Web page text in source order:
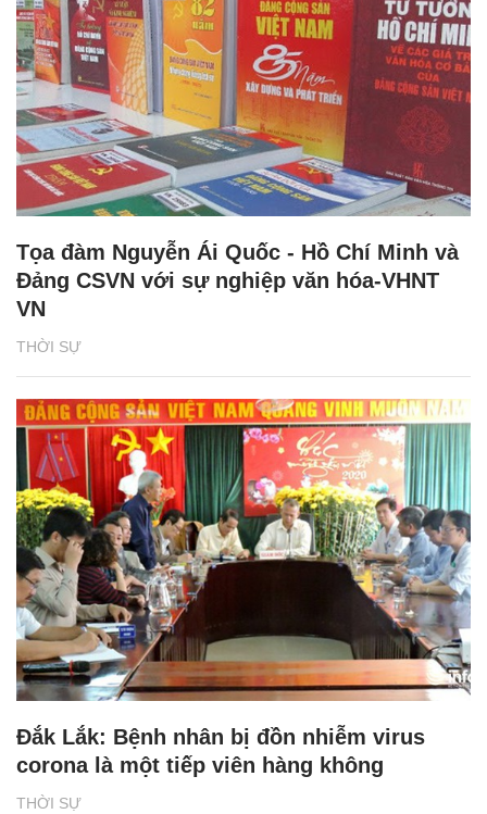
THỜI SỰ
Tọa đàm Nguyễn Ái Quốc - Hồ Chí Minh và
Đảng CSVN với sự nghiệp văn hóa-VHNT
VN
THỜI SỰ
Đắk Lắk: Bệnh nhân bị đồn nhiễm virus
corona là một tiếp viên hàng không